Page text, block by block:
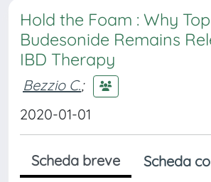
Hold the Foam : Why
Budesonide Remains
IBD Therapy
Bezzio C.;
2020-01-01
Scheda breve
Scheda